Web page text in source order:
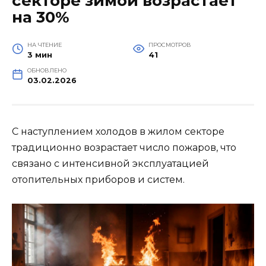
на 30%
НА ЧТЕНИЕ
3 мин
ПРОСМОТРОВ
41
ОБНОВЛЕНО
03.02.2026
С наступлением холодов в жилом секторе
традиционно возрастает число пожаров, что
связано с интенсивной эксплуатацией
отопительных приборов и систем.